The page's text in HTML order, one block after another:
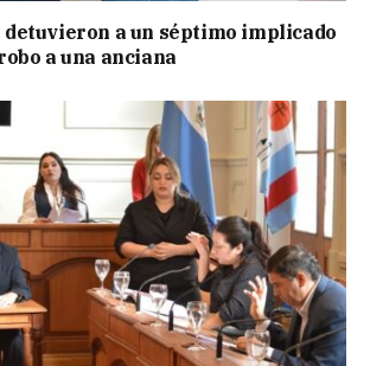
detuvieron a un séptimo implicado
a una anciana